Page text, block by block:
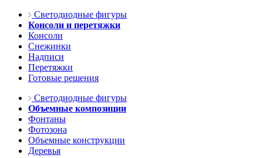
Светодиодные фигуры
Консоли и перетяжки
Консоли
Снежинки
Надписи
Перетяжки
Готовые решения
Светодиодные фигуры
Объемные композиции
Фонтаны
Фотозона
Объемные конструкции
Деревья